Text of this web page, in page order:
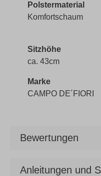
Polstermaterial
Komfortschaum
Sitzhöhe
ca. 43cm
Marke
CAMPO DE´FIORI
Bewertungen
Anleitungen und